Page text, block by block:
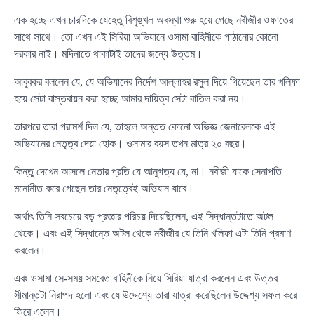
এক হচ্ছে এখন চারদিকে যেহেতু বিশৃঙ্খল অবস্থা শুরু হয়ে গেছে নবীজীর ওফাতের
সাথে সাথে। তো এখন এই সিরিয়া অভিযানে ওসামা বাহিনীকে পাঠানোর কোনো
দরকার নাই। মদিনাতে থাকাটাই তাদের জন্যে উত্তম।
আবুবকর বললেন যে, যে অভিযানের নির্দেশ আল্লাহর রসুল দিয়ে গিয়েছেন তার খলিফা
হয়ে সেটা বাস্তবায়ন করা হচ্ছে আমার দায়িত্ব সেটা বাতিল করা নয়।
তারপরে তারা পরামর্শ দিল যে, তাহলে অন্তত কোনো অভিজ্ঞ জেনারেলকে এই
অভিযানের নেতৃত্ব দেয়া হোক। ওসামার বয়স তখন মাত্র ২০ বছর।
কিন্তু দেখেন আসলে নেতার প্রতি যে আনুগত্য যে, না। নবীজী যাকে সেনাপতি
মনোনীত করে গেছেন তার নেতৃত্বেই অভিযান যাবে।
অর্থাৎ তিনি সবচেয়ে বড় প্রজ্ঞার পরিচয় দিয়েছিলেন, এই সিদ্ধান্তটাতে অটল
থেকে। এবং এই সিদ্ধান্তে অটল থেকে নবীজীর যে তিনি খলিফা এটা তিনি প্রমাণ
করলেন।
এবং ওসামা সে-সময় সমবেত বাহিনীকে নিয়ে সিরিয়া যাত্রা করলেন এবং উত্তর
সীমান্তটা নিরাপদ হলো এবং যে উদ্দেশ্যে তারা যাত্রা করেছিলেন উদ্দেশ্য সফল করে
ফিরে এলেন।